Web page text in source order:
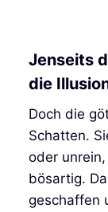
Jenseits
die
Doch die
Schatten.
oder
bösartig.
geschaffen